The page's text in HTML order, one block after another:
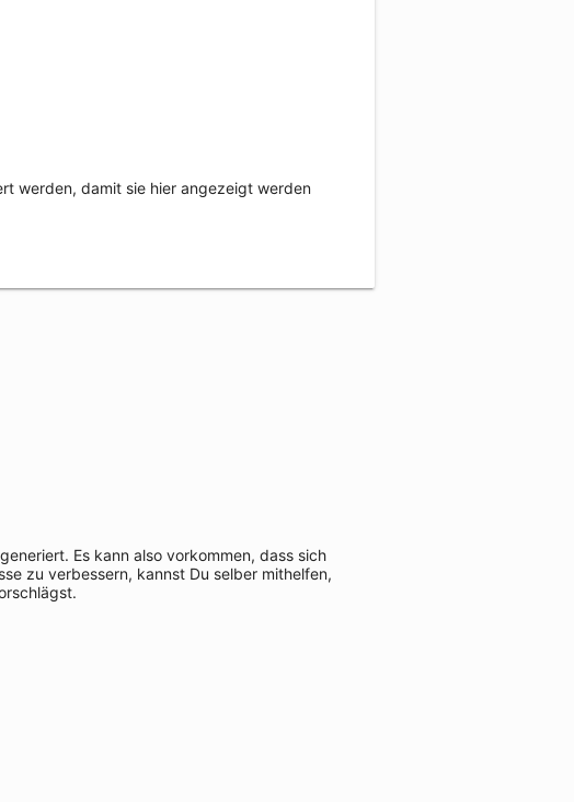
werden, damit sie hier angezeigt werden
Es kann also vorkommen, dass sich
zu verbessern, kannst Du selber mithelfen,